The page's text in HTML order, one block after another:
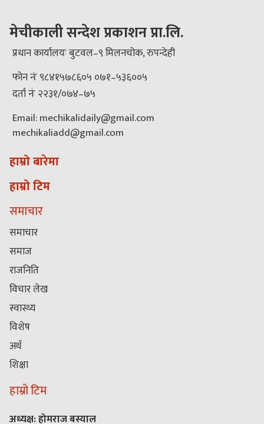
मेचीकाली सन्देश प्रकाशन प्रा.लि.
प्रधान कार्यालयः बुटवल–९ मिलनचोक, रुपन्देही
फोन नंः ९८४१५७८६०५ ०७१–५३६००५
दर्ता नंः २२३१/०७४–७५
Email: mechikalidaily@gmail.com
mechikaliadd@gmail.com
हाम्रो बारेमा
हाम्रो टिम
समाचार
समाचार
समाज
राजनिति
विचार लेख
स्वास्थ्य
विशेष
अर्थ
शिक्षा
हाम्रो टिम
अध्यक्ष: होमराज बस्याल